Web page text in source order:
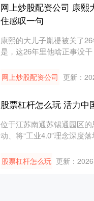
网上炒股配资公司 康熙
住感叹一句
康熙的大儿子胤禔被关了
是，这26年里他啥正事没
网上炒股配资公司 更新：
股票杠杆怎么玩 活力中
位于江苏南通苏锡通园区
动、将“工业4.0”理念深度
股票杠杆怎么玩 更新：